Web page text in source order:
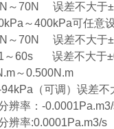
～70N 误差不大于
～400kPa可任意
～70N 误差不大于
～60s 误差不大于
～0.500N.m
（可调）误差不
辨率：-
辨率:0.0001Pa.m3/s